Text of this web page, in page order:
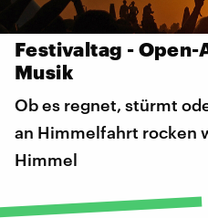
Festivaltag - Open-
Musik
Ob es regnet, stürmt
an Himmelfahrt rocken
Himmel